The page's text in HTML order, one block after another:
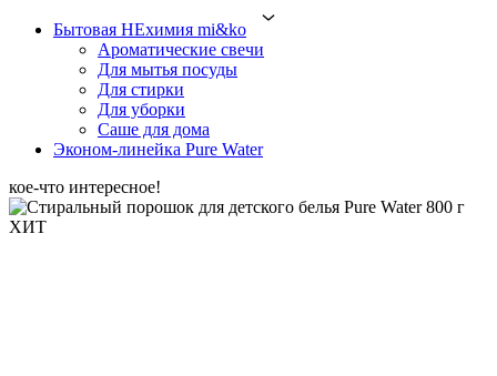
Бытовая НЕхимия mi&ko
Ароматические свечи
Для мытья посуды
Для стирки
Для уборки
Саше для дома
Эконом-линейка Pure Water
кое-что интересное!
ХИТ